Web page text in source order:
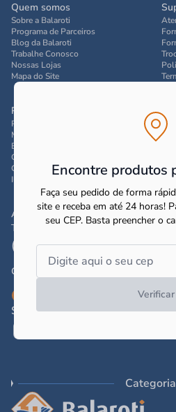
Encontre produtos
Faça seu pedido de forma
site e receba em até 24 horas!
seu CEP. Basta preencher o
Verificar
Quem somos
Sobre a Balaroti
Programa de Parceiros
Blog da Balaroti
Trabalhe Conosco
Nossas Lojas
Mapa do Site
Principais Categorias
Pisos e Revestimentos
Material de Construção
Banheiro
Cozinha
Climatização
Iluminação
Atendimento
Telefone / SAC
(41) 3017-8050
Converse por WhatsApp
Central de ajuda e suporte
Siga a Balaroti